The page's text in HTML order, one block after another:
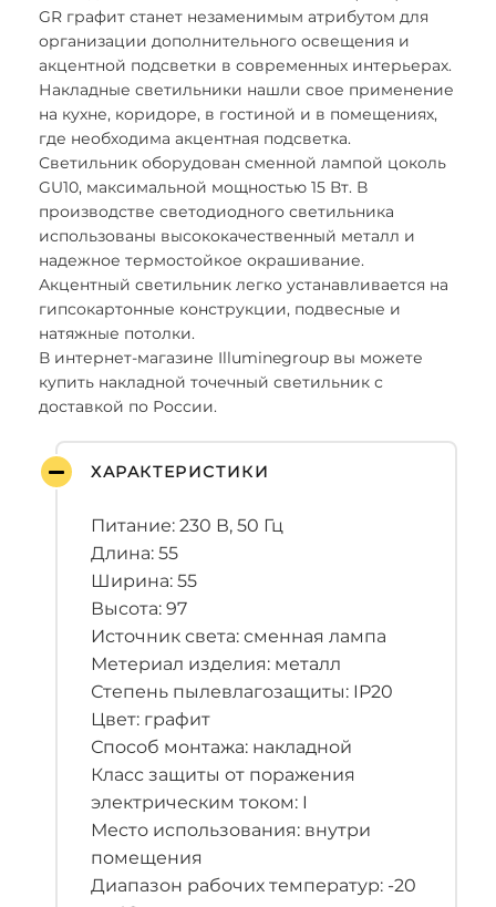
GR графит станет незаменимым атрибутом для
организации дополнительного освещения и
акцентной подсветки в современных интерьерах.
Накладные светильники нашли свое применение
на кухне, коридоре, в гостиной и в помещениях,
где необходима акцентная подсветка.
Светильник оборудован сменной лампой цоколь
GU10, максимальной мощностью 15 Вт. В
производстве светодиодного светильника
использованы высококачественный металл и
надежное термостойкое окрашивание.
Акцентный светильник легко устанавливается на
гипсокартонные конструкции, подвесные и
натяжные потолки.
В интернет-магазине Illuminegroup вы можете
купить накладной точечный светильник с
доставкой по России.
ХАРАКТЕРИСТИКИ
Питание: 230 В, 50 Гц
Длина: 55
Ширина: 55
Высота: 97
Источник света: сменная лампа
Метериал изделия: металл
Степень пылевлагозащиты: IP20
Цвет: графит
Способ монтажа: накладной
Класс защиты от поражения
электрическим током: I
Место использования: внутри
помещения
Диапазон рабочих температур: -20